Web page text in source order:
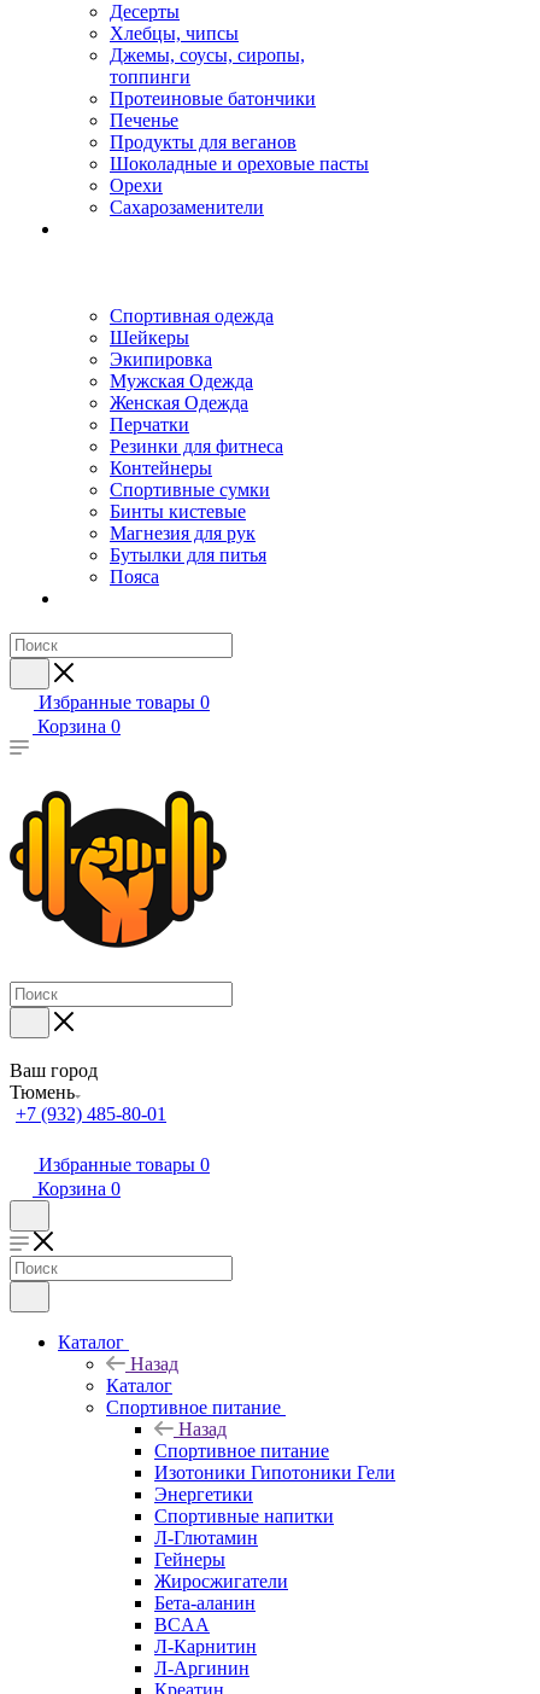
Десерты
Хлебцы, чипсы
Джемы, соусы, сиропы,
топпинги
Протеиновые батончики
Печенье
Продукты для веганов
Шоколадные и ореховые пасты
Орехи
Сахарозаменители
Спортивная одежда
Шейкеры
Экипировка
Мужская Одежда
Женская Одежда
Перчатки
Резинки для фитнеса
Контейнеры
Спортивные сумки
Бинты кистевые
Магнезия для рук
Бутылки для питья
Пояса
Избранные товары 0
Корзина 0
Ваш город
Тюмень
+7 (932) 485-80-01
Избранные товары 0
Корзина 0
Каталог
Назад
Каталог
Спортивное питание
Назад
Спортивное питание
Изотоники Гипотоники Гели
Энергетики
Спортивные напитки
Л-Глютамин
Гейнеры
Жиросжигатели
Бета-аланин
BCAA
Л-Карнитин
Л-Аргинин
Креатин